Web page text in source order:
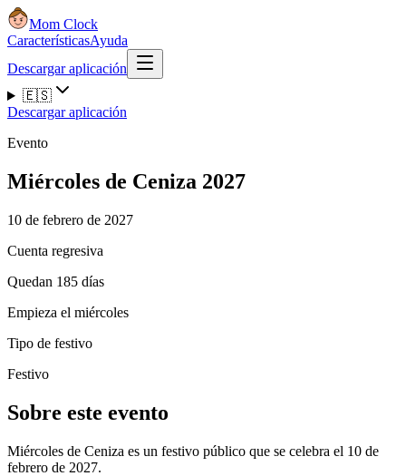
Mom Clock
CaracterísticasAyuda
Descargar aplicación
🇪🇸
Descargar aplicación
Evento
Miércoles de Ceniza 2027
10 de febrero de 2027
Cuenta regresiva
Quedan 185 días
Empieza el miércoles
Tipo de festivo
Festivo
Sobre este evento
Miércoles de Ceniza es un festivo público que se celebra el 10 de
febrero de 2027.